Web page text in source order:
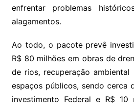
enfrentar problemas
alagamentos.
Ao todo, o pacote prevê
R$ 80 milhões em obras de
de rios, recuperação
espaços públicos, sendo cerca
investimento Federal e R$ 10